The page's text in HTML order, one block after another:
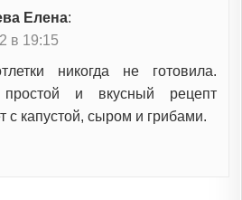
Елена:
в 19:15
никогда не готовила.
и вкусный рецепт
с капустой, сыром и грибами.